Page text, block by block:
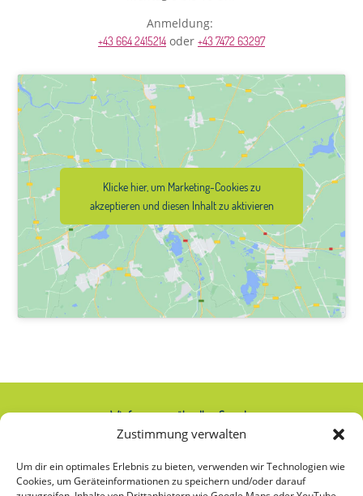
Zustimmung verwalten
Um dir ein optimales Erlebnis zu bieten, verwenden wir Technologien wie
Cookies, um Geräteinformationen zu speichern und/oder darauf
Anmeldung:
+43 664 2415214 oder +43 7472 63297
Klicke hier, um Marketing-Cookies zu
akzeptieren und diesen Inhalt zu aktivieren
Wir freuen uns über Ihre Spende:
IBAN: AT74 2020 2000 0000 2063